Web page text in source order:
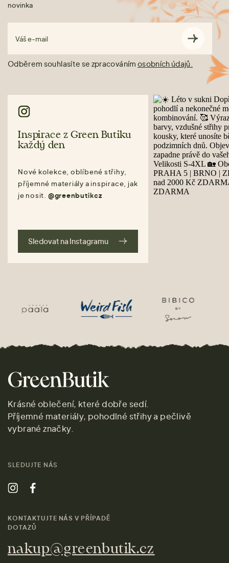
novinka
Váš e-mail
Odběrem souhlasíte se zpracováním osobních údajů.
Inspirace z Green Butiku
každý den
Nové kolekce, oblíbené střihy,
příjemné materiály a inspirace, jak
je nosit. @greenbutikcz
Sledovat na Instagramu
Krásné oblečení, které dobře sedí.
Příjemné materiály, pohodlné střihy a pečlivě
vybrané značky.
SLEDUJTE NÁS
KONTAKTUJTE NÁS V PŘÍPADĚ
DOTAZŮ
nakup@greenbutik.cz